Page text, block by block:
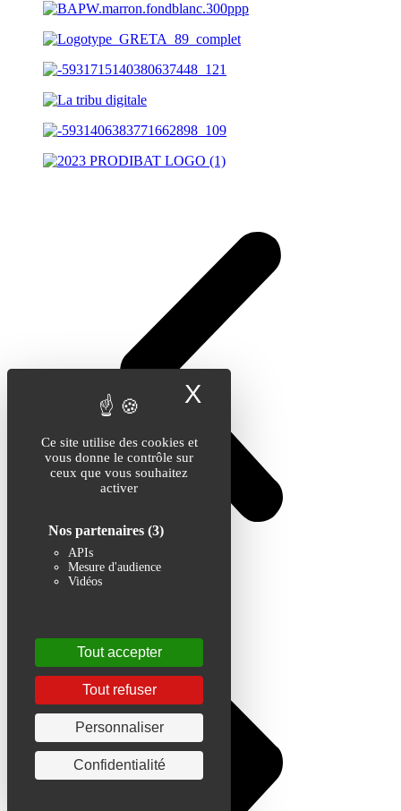
Ce site utilise des cookies et
vous donne le contrôle sur
ceux que vous souhaitez
activer
Nos partenaires (3)
APIs
Mesure d'audience
Vidéos
Tout accepter
Tout refuser
Personnaliser
Confidentialité
X